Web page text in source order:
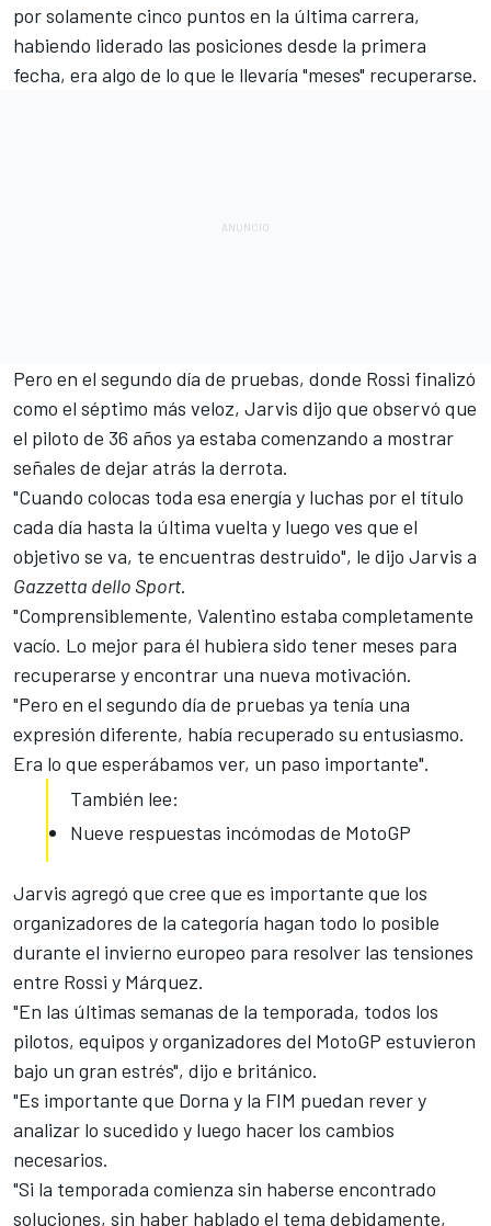
por solamente cinco puntos en la última carrera,
habiendo liderado las posiciones desde la primera
fecha, era algo de lo que le llevaría "meses" recuperarse.
Pero en el segundo día de pruebas, donde Rossi finalizó
como el séptimo más veloz, Jarvis dijo que observó que
el piloto de 36 años ya estaba comenzando a mostrar
señales de dejar atrás la derrota.
"Cuando colocas toda esa energía y luchas por el título
cada día hasta la última vuelta y luego ves que el
objetivo se va, te encuentras destruido", le dijo Jarvis a
Gazzetta dello Sport.
"Comprensiblemente, Valentino estaba completamente
vacío. Lo mejor para él hubiera sido tener meses para
recuperarse y encontrar una nueva motivación.
"Pero en el segundo día de pruebas ya tenía una
expresión diferente, había recuperado su entusiasmo.
Era lo que esperábamos ver, un paso importante".
También lee:
Nueve respuestas incómodas de MotoGP
Jarvis agregó que cree que es importante que los
organizadores de la categoría hagan todo lo posible
durante el invierno europeo para resolver las tensiones
entre Rossi y Márquez.
"En las últimas semanas de la temporada, todos los
pilotos, equipos y organizadores del MotoGP estuvieron
bajo un gran estrés", dijo e británico.
"Es importante que Dorna y la FIM puedan rever y
analizar lo sucedido y luego hacer los cambios
necesarios.
"Si la temporada comienza sin haberse encontrado
soluciones, sin haber hablado el tema debidamente,